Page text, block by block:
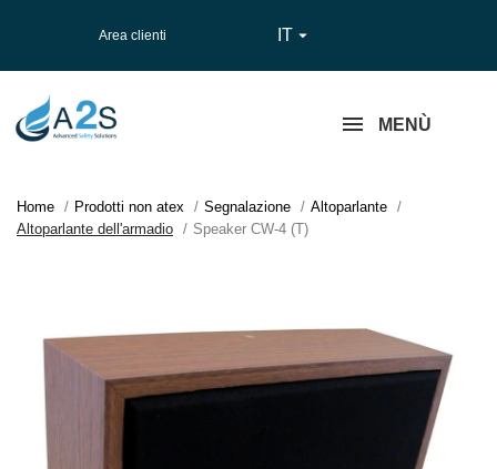
Area clienti IT 
MENÙ
Home Prodotti non atex Segnalazione
Altoparlante
Altoparlante dell'armadio
Speaker CW-4 (T)